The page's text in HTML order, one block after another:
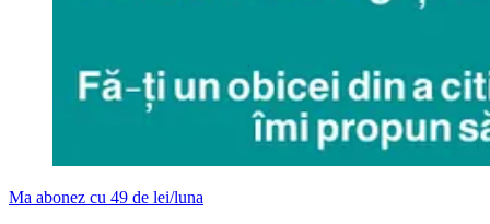
Ma abonez cu 49 de lei/luna